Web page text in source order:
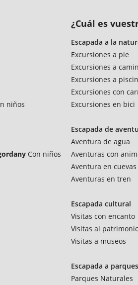
niños
Con niños
¿Cuál es
Escapada a la
Excursiones a pie
Excursiones a
Excursiones a
Excursiones con
Excursiones en bici
Escapada de
Aventura de agua
Aventuras con
Aventura en cuevas
Aventuras en tren
Escapada cultural
Visitas con encanto
Visitas al
Visitas a museos
Escapada a parques
Parques Naturales